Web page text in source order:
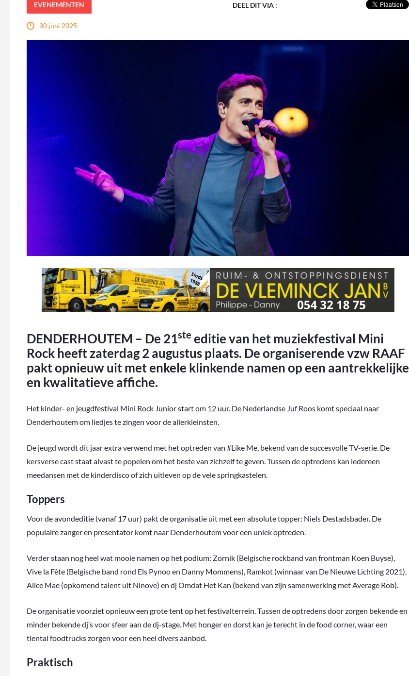
EVENEMENTEN
30 juni 2025
DEEL DIT VIA :
DENDERHOUTEM – De 21ste editie van het muziekfestival Mini
Rock heeft zaterdag 2 augustus plaats. De organiserende vzw RAAF
pakt opnieuw uit met enkele klinkende namen op een aantrekkelijke
en kwalitatieve affiche.
Het kinder- en jeugdfestival Mini Rock Junior start om 12 uur. De Nederlandse Juf Roos komt speciaal naar
Denderhoutem om liedjes te zingen voor de allerkleinsten.
De jeugd wordt dit jaar extra verwend met het optreden van #Like Me, bekend van de succesvolle TV-serie. De
kersverse cast staat alvast te popelen om het beste van zichzelf te geven. Tussen de optredens kan iedereen
meedansen met de kinderdisco of zich uitleven op de vele springkastelen.
Toppers
Voor de avondeditie (vanaf 17 uur) pakt de organisatie uit met een absolute topper: Niels Destadsbader. De
populaire zanger en presentator komt naar Denderhoutem voor een uniek optreden.
Verder staan nog heel wat mooie namen op het podium: Zornik (Belgische rockband van frontman Koen Buyse),
Vive la Fête (Belgische band rond Els Pynoo en Danny Mommens), Ramkot (winnaar van De Nieuwe Lichting 2021),
Alice Mae (opkomend talent uit Ninove) en dj Omdat Het Kan (bekend van zijn samenwerking met Average Rob).
De organisatie voorziet opnieuw een grote tent op het festivalterrein. Tussen de optredens door zorgen bekende en
minder bekende dj’s voor sfeer aan de dj-stage. Met honger en dorst kan je terecht in de food corner, waar een
tiental foodtrucks zorgen voor een heel divers aanbod.
Praktisch